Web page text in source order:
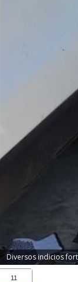
Diversos indicios
11